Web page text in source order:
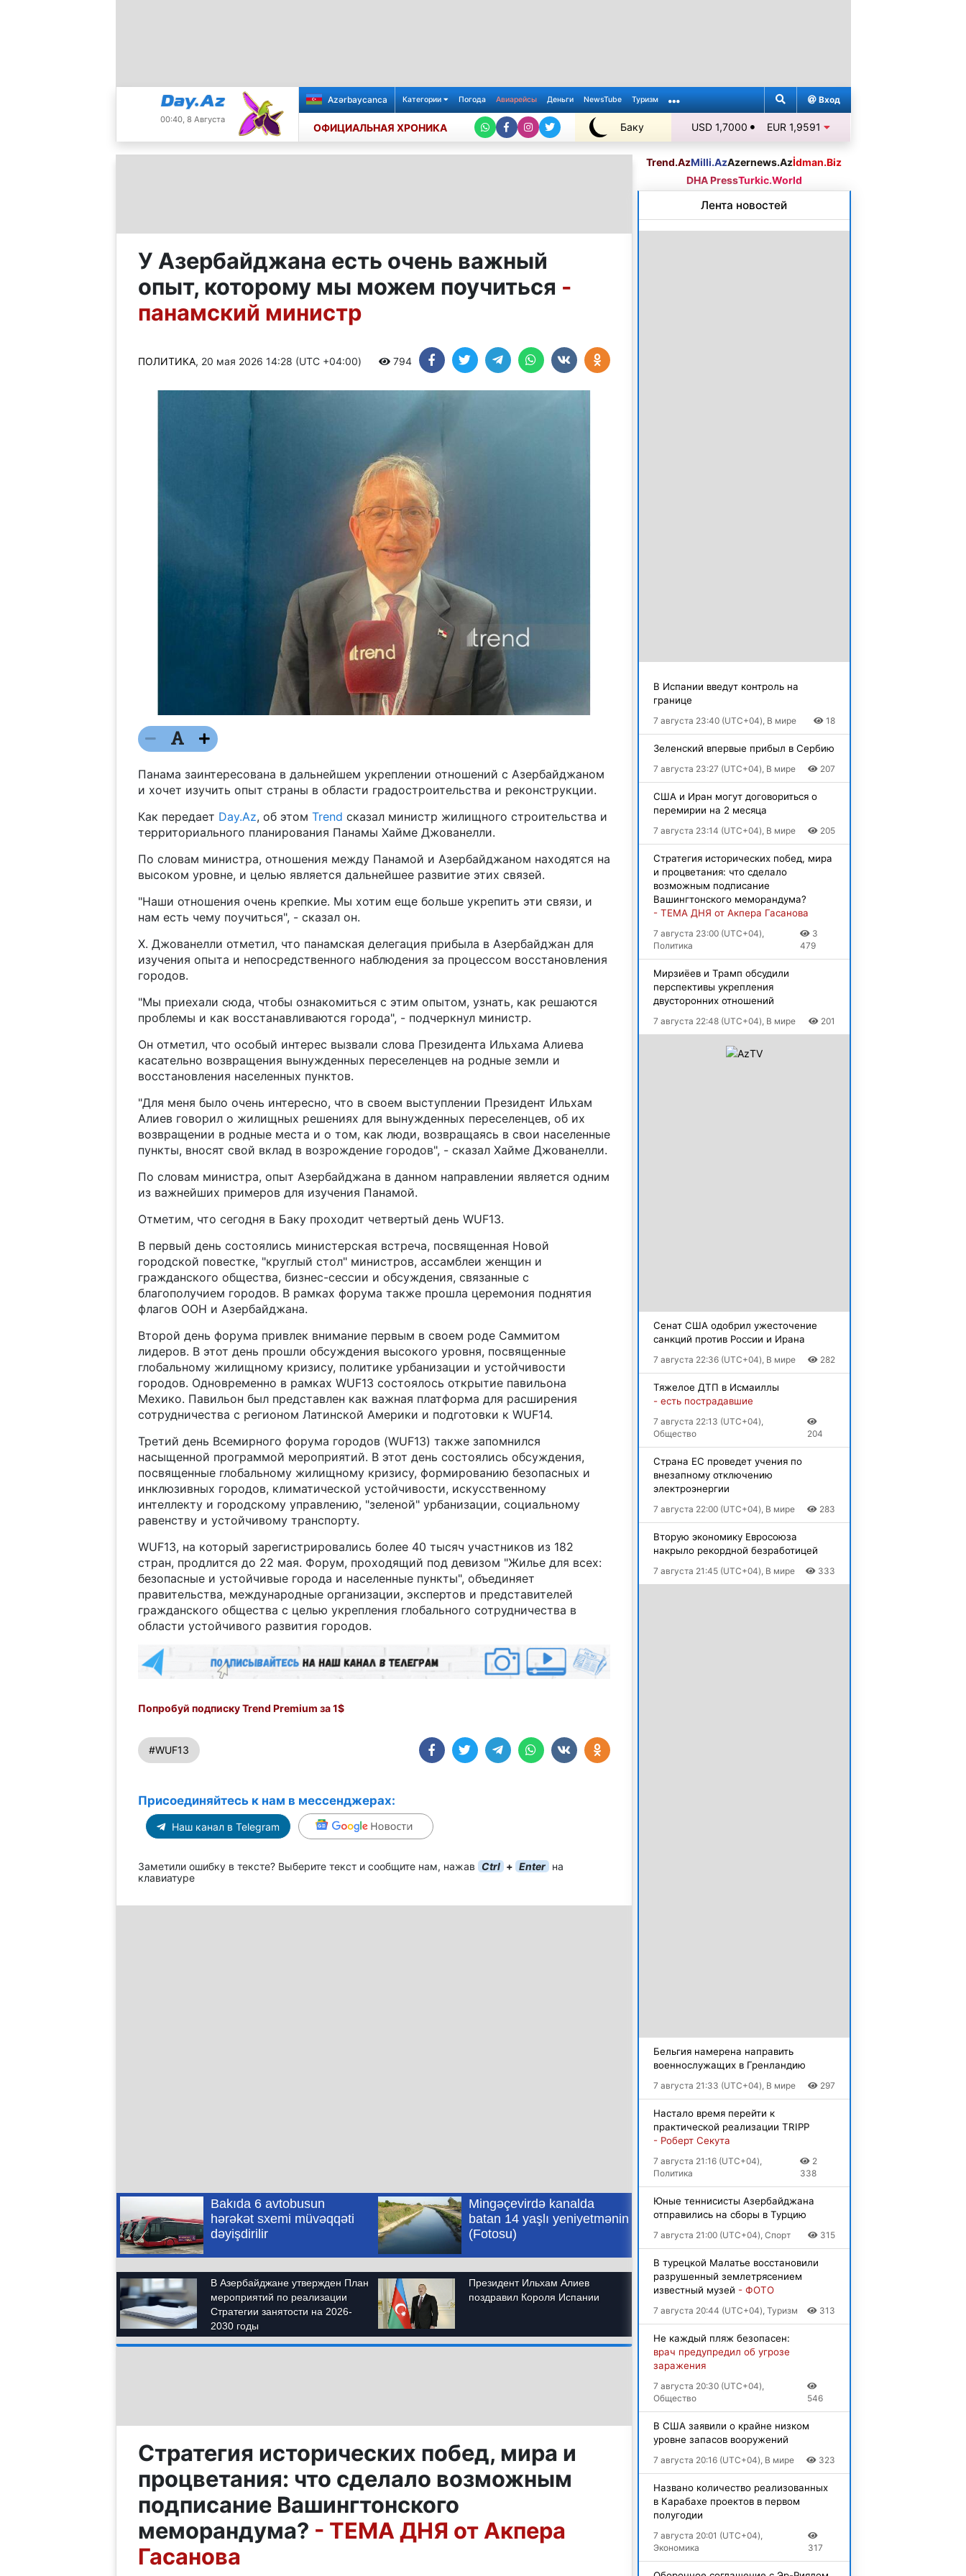
00:40, 8 Августа
Azərbaycanca Категории Погода Авиарейсы Деньги NewsTube Туризм Вход
ОФИЦИАЛЬНАЯ ХРОНИКА Баку
+25℃
USD 1,7000 EUR 1,9591
У Азербайджана есть очень важный
опыт, которому мы можем поучиться -
панамский министр
ПОЛИТИКА, 20 мая 2026 14:28 (UTC +04:00) 794
Панама заинтересована в дальнейшем укреплении отношений с Азербайджаном
и хочет изучить опыт страны в области градостроительства и реконструкции.
Как передает Day.Az, об этом Trend сказал министр жилищного строительства и
территориального планирования Панамы Хайме Джованелли.
По словам министра, отношения между Панамой и Азербайджаном находятся на
высоком уровне, и целью является дальнейшее развитие этих связей.
"Наши отношения очень крепкие. Мы хотим еще больше укрепить эти связи, и
нам есть чему поучиться", - сказал он.
Х. Джованелли отметил, что панамская делегация прибыла в Азербайджан для
изучения опыта и непосредственного наблюдения за процессом восстановления
городов.
"Мы приехали сюда, чтобы ознакомиться с этим опытом, узнать, как решаются
проблемы и как восстанавливаются города", - подчеркнул министр.
Он отметил, что особый интерес вызвали слова Президента Ильхама Алиева
касательно возвращения вынужденных переселенцев на родные земли и
восстановления населенных пунктов.
"Для меня было очень интересно, что в своем выступлении Президент Ильхам
Алиев говорил о жилищных решениях для вынужденных переселенцев, об их
возвращении в родные места и о том, как люди, возвращаясь в свои населенные
пункты, вносят свой вклад в возрождение городов", - сказал Хайме Джованелли.
По словам министра, опыт Азербайджана в данном направлении является одним
из важнейших примеров для изучения Панамой.
Отметим, что сегодня в Баку проходит четвертый день WUF13.
В первый день состоялись министерская встреча, посвященная Новой
городской повестке, "круглый стол" министров, ассамблеи женщин и
гражданского общества, бизнес-сессии и обсуждения, связанные с
благополучием городов. В рамках форума также прошла церемония поднятия
флагов ООН и Азербайджана.
Второй день форума привлек внимание первым в своем роде Саммитом
лидеров. В этот день прошли обсуждения высокого уровня, посвященные
глобальному жилищному кризису, политике урбанизации и устойчивости
городов. Одновременно в рамках WUF13 состоялось открытие павильона
Мехико. Павильон был представлен как важная платформа для расширения
сотрудничества с регионом Латинской Америки и подготовки к WUF14.
Третий день Всемирного форума городов (WUF13) также запомнился
насыщенной программой мероприятий. В этот день состоялись обсуждения,
посвященные глобальному жилищному кризису, формированию безопасных и
инклюзивных городов, климатической устойчивости, искусственному
интеллекту и городскому управлению, "зеленой" урбанизации, социальному
равенству и устойчивому транспорту.
WUF13, на который зарегистрировались более 40 тысяч участников из 182
стран, продлится до 22 мая. Форум, проходящий под девизом "Жилье для всех:
безопасные и устойчивые города и населенные пункты", объединяет
правительства, международные организации, экспертов и представителей
гражданского общества с целью укрепления глобального сотрудничества в
области устойчивого развития городов.
Попробуй подписку Trend Premium за 1$
#WUF13
Присоединяйтесь к нам в мессенджерах:
Наш канал в Telegram
Заметили ошибку в тексте? Выберите текст и сообщите нам, нажав Ctrl + Enter на
клавиатуре
Стратегия исторических побед, мира и
процветания: что сделало возможным
подписание Вашингтонского
меморандума? - ТЕМА ДНЯ от Акпера
Гасанова
Trend.AzMilli.AzAzernews.Azİdman.Biz
DHA PressTurkic.World
Лента новостей
В Испании введут контроль на
границе
7 августа 23:40 (UTC+04), В мире 18
Зеленский впервые прибыл в Сербию
7 августа 23:27 (UTC+04), В мире 207
США и Иран могут договориться о
перемирии на 2 месяца
7 августа 23:14 (UTC+04), В мире 205
Стратегия исторических побед, мира
и процветания: что сделало
возможным подписание
Вашингтонского меморандума?
- ТЕМА ДНЯ от Акпера Гасанова
7 августа 23:00 (UTC+04),
Политика
3
479
Мирзиёев и Трамп обсудили
перспективы укрепления
двусторонних отношений
7 августа 22:48 (UTC+04), В мире 201
Сенат США одобрил ужесточение
санкций против России и Ирана
7 августа 22:36 (UTC+04), В мире 282
Тяжелое ДТП в Исмаиллы
- есть пострадавшие
7 августа 22:13 (UTC+04),
Общество
204
Страна ЕС проведет учения по
внезапному отключению
электроэнергии
7 августа 22:00 (UTC+04), В мире 283
Вторую экономику Евросоюза
накрыло рекордной безработицей
7 августа 21:45 (UTC+04), В мире 333
Бельгия намерена направить
военнослужащих в Гренландию
7 августа 21:33 (UTC+04), В мире 297
Настало время перейти к
практической реализации TRIPP
- Роберт Секута
7 августа 21:16 (UTC+04),
Политика
2
338
Юные теннисисты Азербайджана
отправились на сборы в Турцию
7 августа 21:00 (UTC+04), Спорт 315
В турецкой Малатье восстановили
разрушенный землетрясением
известный музей - ФОТО
7 августа 20:44 (UTC+04), Туризм 313
Не каждый пляж безопасен:
врач предупредил об угрозе
заражения
7 августа 20:30 (UTC+04),
Общество
546
В США заявили о крайне низком
уровне запасов вооружений
7 августа 20:16 (UTC+04), В мире 323
Названо количество реализованных
в Карабахе проектов в первом
полугодии
7 августа 20:01 (UTC+04),
Экономика
317